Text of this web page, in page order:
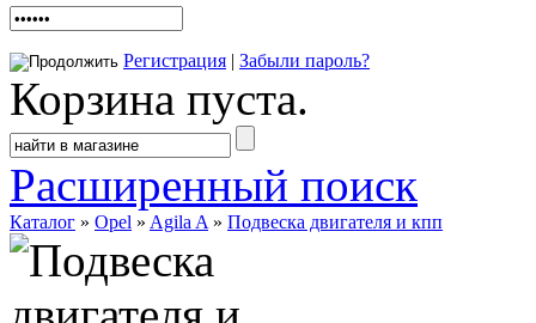
Регистрация | Забыли пароль?
Корзина пуста.
Расширенный поиск
Каталог » Opel » Agila A » Подвеска двигателя и кпп